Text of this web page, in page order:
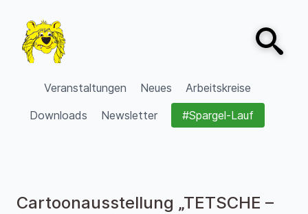
VVV Burgdorf
Veranstaltungen Neues
Arbeitskreise
Downloads
Newsletter #Spargel-Lauf
Open
Cartoonausstellung „TETSCHE –